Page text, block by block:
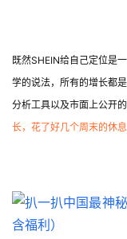
既然SHEIN给自己定位是
学的说法，所有的增长都
分析工具以及市面上公开
长，花了好几个周末的休